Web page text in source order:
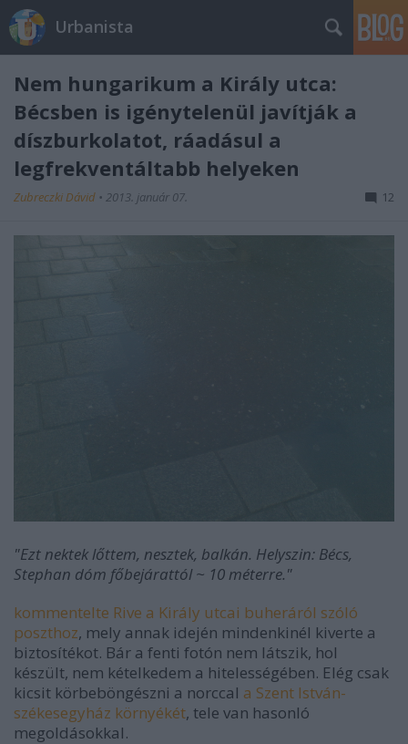
Urbanista
Nem hungarikum a Király utca:
Bécsben is igénytelenül javítják a
díszburkolatot, ráadásul a
legfrekventáltabb helyeken
Zubreczki Dávid • 2013. január 07. 12
"Ezt nektek lőttem, nesztek, balkán. Helyszin: Bécs,
Stephan dóm főbejárattól ~ 10 méterre."
kommentelte Rive a Király utcai buheráról szóló
poszthoz, mely annak idején mindenkinél kiverte a
biztosítékot. Bár a fenti fotón nem látszik, hol
készült, nem kételkedem a hitelességében. Elég csak
kicsit körbeböngészni a norccal a Szent István-
székesegyház környékét, tele van hasonló
megoldásokkal.